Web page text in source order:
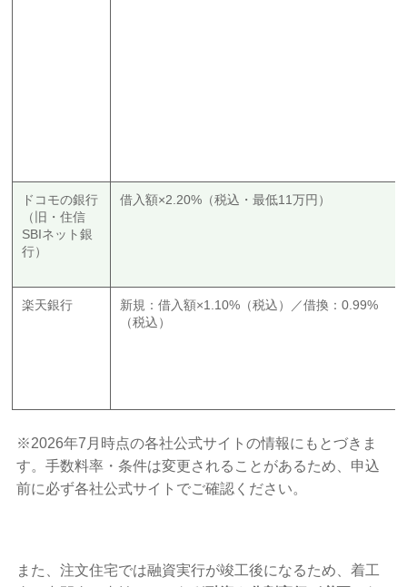
ドコモの銀行
（旧・住信
SBIネット銀
行）
借入額×2.20%（税込・最低11万円）
楽天銀行
新規：借入額×1.10%（税込）／借換：0.99%
（税込）
※2026年7月時点の各社公式サイトの情報にもとづきま
す。手数料率・条件は変更されることがあるため、申込
前に必ず各社公式サイトでご確認ください。
また、注文住宅では融資実行が竣工後になるため、着工